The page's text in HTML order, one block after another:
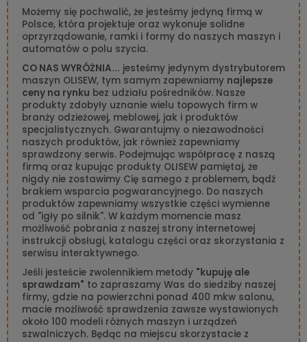
Możemy się pochwalić, że jesteśmy jedyną firmą w
Polsce, która projektuje oraz wykonuje solidne
oprzyrządowanie, ramki i formy do naszych maszyn i
automatów o polu szycia.
CO NAS WYRÓŻNIA... jesteśmy jedynym dystrybutorem
maszyn OLISEW, tym samym zapewniamy najlepsze
ceny na rynku bez udziału pośredników. Nasze
produkty zdobyły uznanie wielu topowych firm w
branży odzieżowej, meblowej, jak i produktów
specjalistycznych. Gwarantujmy o niezawodności
naszych produktów, jak również zapewniamy
sprawdzony serwis. Podejmując współpracę z naszą
firmą oraz kupując produkty OLISEW pamiętaj, że
nigdy nie zostawimy Cię samego z problemem, bądź
brakiem wsparcia pogwarancyjnego. Do naszych
produktów zapewniamy wszystkie części wymienne
od "igły po silnik". W każdym momencie masz
możliwość pobrania z naszej strony internetowej
instrukcji obsługi, katalogu części oraz skorzystania z
serwisu interaktywnego.
Jeśli jesteście zwolennikiem metody "kupuję ale
sprawdzam" to zapraszamy Was do siedziby naszej
firmy, gdzie na powierzchni ponad 400 mkw salonu,
macie możliwość sprawdzenia zawsze wystawionych
około 100 modeli różnych maszyn i urządzeń
szwalniczych. Będąc na miejscu skorzystacie z